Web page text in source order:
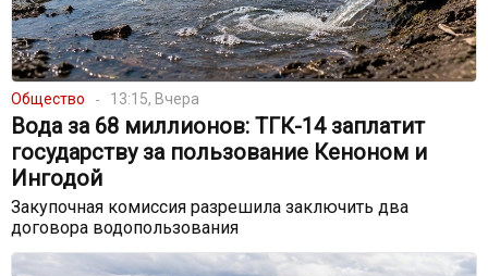
Общество 13:15, Вчера
Вода за 68 миллионов: ТГК-14 заплатит
государству за пользование Кеноном и
Ингодой
Закупочная комиссия разрешила заключить два
договора водопользования